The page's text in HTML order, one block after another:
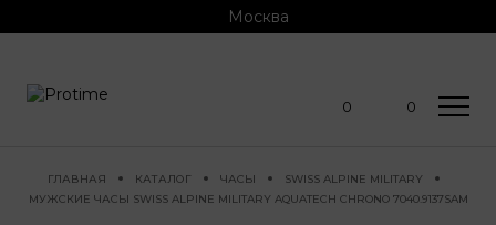
Москва
0 0
ГЛАВНАЯ КАТАЛОГ ЧАСЫ
SWISS ALPINE MILITARY
МУЖСКИЕ ЧАСЫ SWISS ALPINE MILITARY AQUATECH CHRONO 7040.9137SAM